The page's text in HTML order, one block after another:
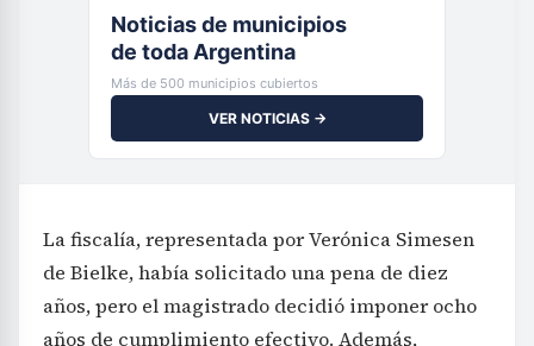
Noticias de municipios
de toda Argentina
Más de 500 municipios cubiertos
VER NOTICIAS →
La fiscalía, representada por Verónica Simesen
de Bielke, había solicitado una pena de diez
años, pero el magistrado decidió imponer ocho
años de cumplimiento efectivo. Además,